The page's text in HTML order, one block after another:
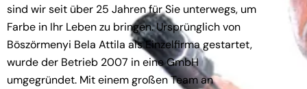
sind wir seit über 25 Jahren für Sie unterwegs, um
Farbe in Ihr Leben zu bringen. Ursprünglich von
Böszörmenyi Bela Attila als Einzelfirma gestartet,
wurde der Betrieb 2007 in eine GmbH
umgegründet. Mit einem großen Team an